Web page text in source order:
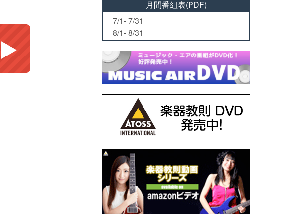
月間番組表(PDF)
7/1- 7/31
8/1- 8/31